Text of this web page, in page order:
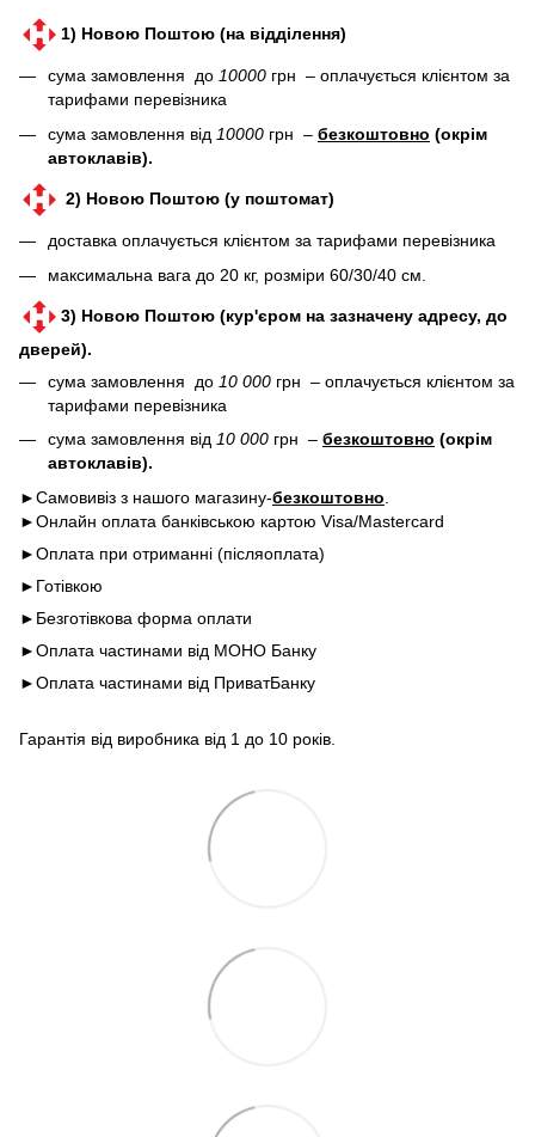
1) Новою Поштою (на відділення)
сума замовлення до 10000 грн – оплачується клієнтом за
тарифами перевізника
сума замовлення від 10000 грн – безкоштовно (окрім
автоклавів).
2) Новою Поштою (у поштомат)
доставка оплачується клієнтом за тарифами перевізника
максимальна вага до 20 кг, розміри 60/30/40 см.
3) Новою Поштою (кур'єром на зазначену адресу, до
дверей).
сума замовлення до 10 000 грн – оплачується клієнтом за
тарифами перевізника
сума замовлення від 10 000 грн – безкоштовно (окрім
автоклавів).
►Самовивіз з нашого магазину-безкоштовно
►Онлайн оплата банківською картою Visa/Mastercard
►Оплата при отриманні (післяоплата)
►Готівкою
►Безготівкова форма оплати
►Оплата частинами від МОНО Банку
►Оплата частинами від ПриватБанку
Гарантія від виробника від 1 до 10 років.